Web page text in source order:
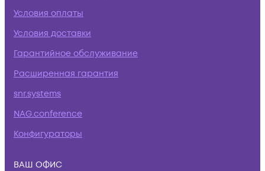
Условия оплаты
Условия доставки
Гарантийное обслуживание
Расширенная гарантия
snr.systems
NAG.conference
Конфигураторы
ВАШ ОФИС